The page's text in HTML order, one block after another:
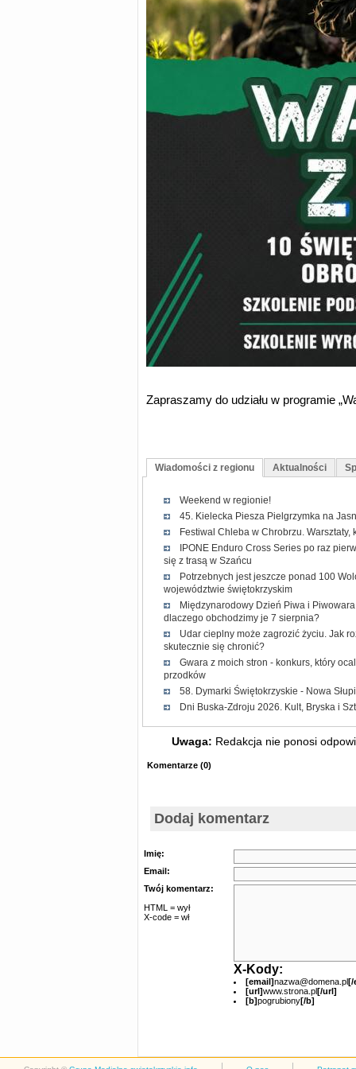
Zapraszamy do udziału w programie
Wiadomości z regionu Aktualności
Weekend w regionie!
45. Kielecka Piesza Pielgrzymka na
Festiwal Chleba w Chrobrzu.
IPONE Enduro Cross Series po raz
się z trasą w Szańcu
Potrzebnych jest jeszcze ponad 100
województwie świętokrzyskim
Międzynarodowy Dzień Piwa i
dlaczego obchodzimy je 7 sierpnia?
Udar cieplny może zagrozić życiu. Jak
skutecznie się chronić?
Gwara z moich stron - konkurs, który
przodków
58. Dymarki Świętokrzyskie - Nowa
Dni Buska-Zdroju 2026. Kult, Bryska i
Uwaga: Redakcja nie ponosi
Komentarze (0)
Dodaj komentarz
Imię:
Email:
Twój komentarz:
HTML = wył
X-code = wł
X-Kody:
[email]nazwa@domena.pl[/
[url]www.strona.pl[/url]
[b]pogrubiony[/b]